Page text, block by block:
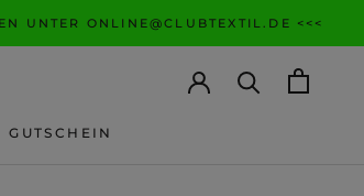
UNTER ONLINE@CLUBTEXTIL.DE <<<
GUTSCHEIN